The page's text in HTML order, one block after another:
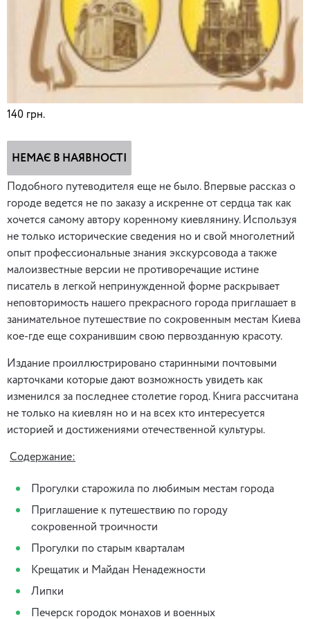
140 грн.
НЕМАЄ В НАЯВНОСТІ
Подобного путеводителя еще не было. Впервые рассказ о
городе ведется не по заказу а искренне от сердца так как
хочется самому автору коренному киевлянину. Используя
не только исторические сведения но и свой многолетний
опыт профессиональные знания экскурсовода а также
малоизвестные версии не противоречащие истине
писатель в легкой непринужденной форме раскрывает
неповторимость нашего прекрасного города приглашает в
занимательное путешествие по сокровенным местам Киева
кое-где еще сохранившим свою первозданную красоту.
Издание проиллюстрировано старинными почтовыми
карточками которые дают возможность увидеть как
изменился за последнее столетие город. Книга рассчитана
не только на киевлян но и на всех кто интересуется
историей и достижениями отечественной культуры.
Cодержание:
Прогулки старожила по любимым местам города
Приглашение к путешествию по городу
сокровенной троичности
Прогулки по старым кварталам
Крещатик и Майдан Ненадежности
Липки
Печерск городок монахов и военных